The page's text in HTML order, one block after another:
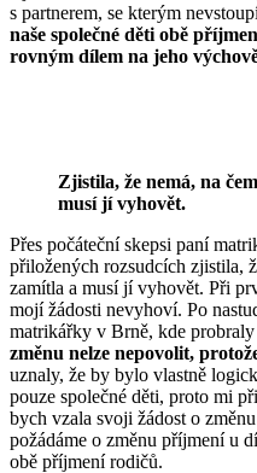
s partnerem, se kterým
naše společné děti obě
rovným dílem na jeho
Zjistila, že nemá, na
musí jí vyhovět.
Přes počáteční skepsi paní
přiložených rozsudcích zjistila,
zamítla a musí jí vyhovět. Při
mojí žádosti nevyhoví. Po
matrikářky v Brně, kde
změnu nelze nepovolit,
uznaly, že by bylo vlastně
pouze společné děti, proto mi
bych vzala svoji žádost o
požádáme o změnu příjmení u
obě příjmení rodičů.